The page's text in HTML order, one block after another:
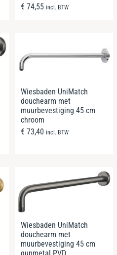
€ 74,55 incl. BTW
Wiesbaden UniMatch
douchearm met
muurbevestiging 45 cm
chroom
€ 73,40 incl. BTW
Wiesbaden UniMatch
douchearm met
muurbevestiging 45 cm